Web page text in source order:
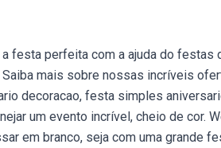
festa perfeita com a ajuda do festas
mais sobre nossas incríveis
decoracao, festa simples
um evento incrível, cheio de cor.
em branco, seja com uma grande